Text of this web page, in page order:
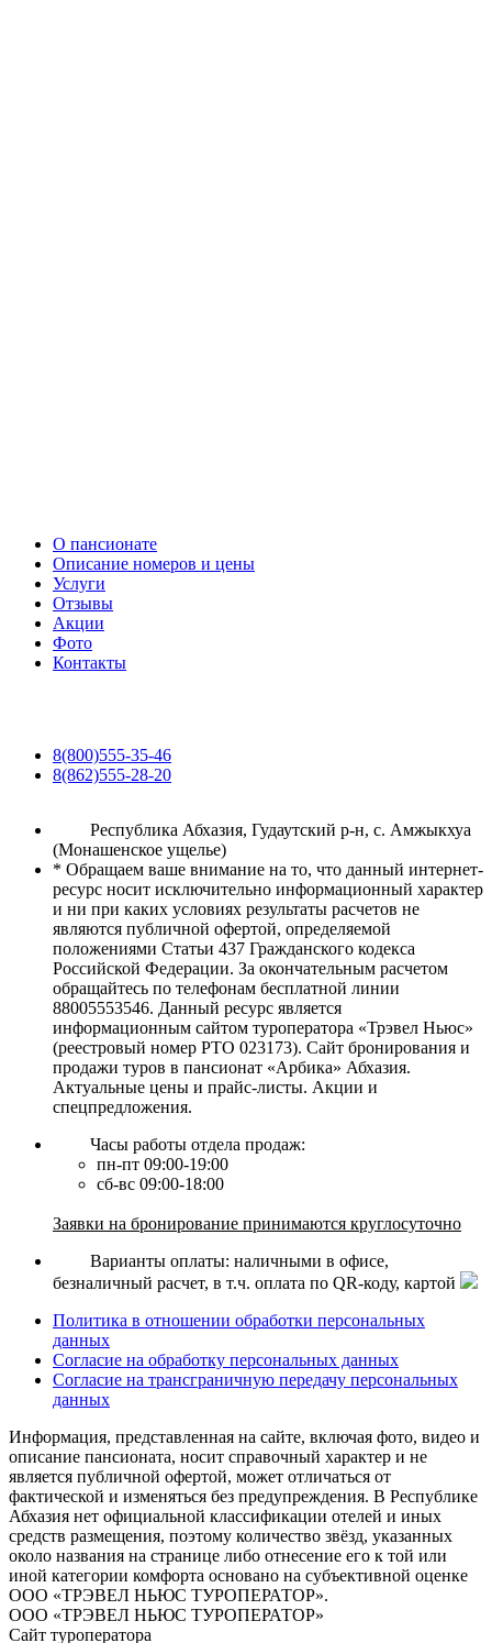
О пансионате
Описание номеров и цены
Услуги
Отзывы
Акции
Фото
Контакты
8(800)555-35-46
8(862)555-28-20
Республика Абхазия, Гудаутский р-н, с. Амжыкхуа
(Монашенское ущелье)
* Обращаем ваше внимание на то, что данный интернет-
ресурс носит исключительно информационный характер
и ни при каких условиях результаты расчетов не
являются публичной офертой, определяемой
положениями Статьи 437 Гражданского кодекса
Российской Федерации. За окончательным расчетом
обращайтесь по телефонам бесплатной линии
88005553546. Данный ресурс является
информационным сайтом туроператора «Трэвел Ньюс»
(реестровый номер РТО 023173). Сайт бронирования и
продажи туров в пансионат «Арбика» Абхазия.
Актуальные цены и прайс-листы. Акции и
спецпредложения.
Часы работы отдела продаж:
пн-пт 09:00-19:00
сб-вс 09:00-18:00
Заявки на бронирование принимаются круглосуточно
Варианты оплаты: наличными в офисе,
безналичный расчет, в т.ч. оплата по QR-коду, картой
Политика в отношении обработки персональных
данных
Согласие на обработку персональных данных
Согласие на трансграничную передачу персональных
данных
Информация, представленная на сайте, включая фото, видео и
описание пансионата, носит справочный характер и не
является публичной офертой, может отличаться от
фактической и изменяться без предупреждения. В Республике
Абхазия нет официальной классификации отелей и иных
средств размещения, поэтому количество звёзд, указанных
около названия на странице либо отнесение его к той или
иной категории комфорта основано на субъективной оценке
ООО «ТРЭВЕЛ НЬЮС ТУРОПЕРАТОР».
ООО «ТРЭВЕЛ НЬЮС ТУРОПЕРАТОР»
Сайт туроператора